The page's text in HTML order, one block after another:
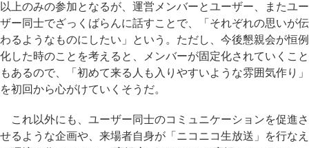
以上のみの参加となるが、運営メンバーとユーザー、またユー
ザー同士でざっくばらんに話すことで、「それぞれの思いが伝
わるようなものにしたい」という。ただし、今後懇親会が恒例
化した時のことを考えると、メンバーが固定化されていくこと
もあるので、「初めて来る人も入りやすいような雰囲気作り」
を初回から心がけていくそうだ。
これ以外にも、ユーザー同士のコミュニケーションを促進さ
せるような企画や、来場者自身が「ニコニコ生放送」を行なえ